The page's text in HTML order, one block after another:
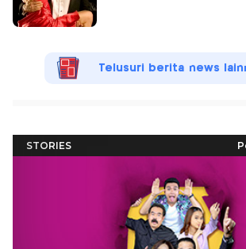
Telusuri berita news